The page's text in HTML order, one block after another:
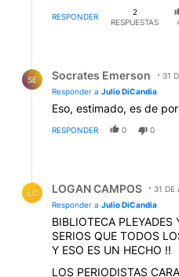
RESPONDER
2
RESPUESTAS
SE Socrates Emerson
31
Responder a Julio DiCandia
Eso, estimado, es de
RESPONDER 0 0
LC LOGAN CAMPOS
31 DE
Responder a Julio DiCandia
BIBLIOTECA
SERIOS QUE TODOS
Y ESO ES UN HECHO !!
LOS PERIODISTAS